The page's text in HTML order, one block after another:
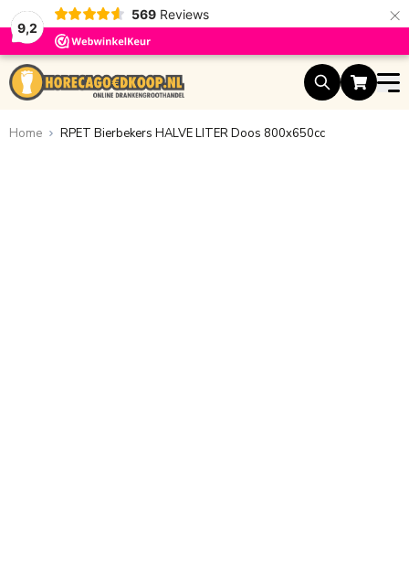
9,2
569 Reviews ×
Ga naar de inhoud
Home RPET Bierbekers HALVE LITER Doos 800x650cc